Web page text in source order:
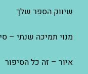
שיווק הספר שלך
מנוי תמיכה שנתי –
איור – זה כל הסיפור